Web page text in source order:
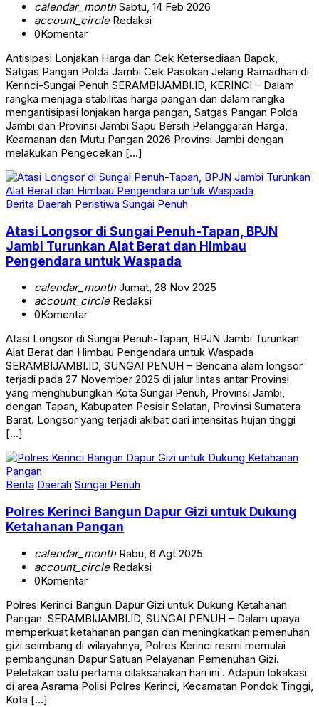
calendar_monthSabtu, 14 Feb 2026
account_circleRedaksi
0Komentar
Antisipasi Lonjakan Harga dan Cek Ketersediaan Bapok,
Satgas Pangan Polda Jambi Cek Pasokan Jelang Ramadhan di
Kerinci-Sungai Penuh SERAMBIJAMBI.ID, KERINCI – Dalam
rangka menjaga stabilitas harga pangan dan dalam rangka
mengantisipasi lonjakan harga pangan, Satgas Pangan Polda
Jambi dan Provinsi Jambi Sapu Bersih Pelanggaran Harga,
Keamanan dan Mutu Pangan 2026 Provinsi Jambi dengan
melakukan Pengecekan […]
Berita Daerah Peristiwa Sungai Penuh
Atasi Longsor di Sungai Penuh-Tapan, BPJN
Jambi Turunkan Alat Berat dan Himbau
Pengendara untuk Waspada
calendar_monthJumat, 28 Nov 2025
account_circleRedaksi
0Komentar
Atasi Longsor di Sungai Penuh-Tapan, BPJN Jambi Turunkan
Alat Berat dan Himbau Pengendara untuk Waspada
SERAMBIJAMBI.ID, SUNGAI PENUH – Bencana alam longsor
terjadi pada 27 November 2025 di jalur lintas antar Provinsi
yang menghubungkan Kota Sungai Penuh, Provinsi Jambi,
dengan Tapan, Kabupaten Pesisir Selatan, Provinsi Sumatera
Barat. Longsor yang terjadi akibat dari intensitas hujan tinggi
[…]
Berita Daerah Sungai Penuh
Polres Kerinci Bangun Dapur Gizi untuk Dukung
Ketahanan Pangan
calendar_monthRabu, 6 Agt 2025
account_circleRedaksi
0Komentar
‎Polres Kerinci Bangun Dapur Gizi untuk Dukung Ketahanan
Pangan ‎ ‎SERAMBIJAMBI.ID, SUNGAI PENUH – Dalam upaya
memperkuat ketahanan pangan dan meningkatkan pemenuhan
gizi seimbang di wilayahnya, Polres Kerinci resmi memulai
pembangunan Dapur Satuan Pelayanan Pemenuhan Gizi.
Peletakan batu pertama dilaksanakan hari ini . Adapun lokakasi
di area Asrama Polisi Polres Kerinci, Kecamatan Pondok Tinggi,
Kota […]